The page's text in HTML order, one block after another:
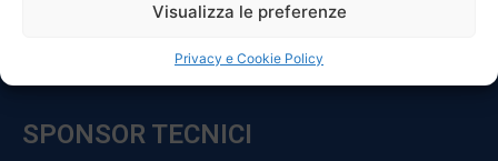
Visualizza le preferenze
Privacy e Cookie Policy
Sabato: 8:00 – 12:00
SPONSOR TECNICI